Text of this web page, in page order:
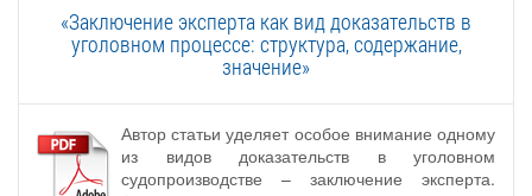
«Заключение эксперта как вид доказательств в
уголовном процессе: структура, содержание,
значение»
Автор статьи уделяет особое внимание одному
из видов доказательств в уголовном
судопроизводстве – заключение эксперта.